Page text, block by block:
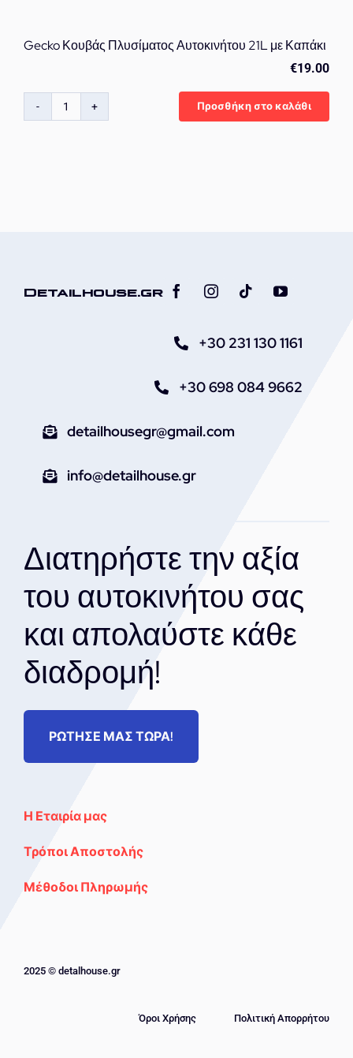
Gecko Κουβάς Πλυσίματος Αυτοκινήτου 21L με Καπάκι
€19.00
Gecko
Προσθήκη στο καλάθι
Detailhouse.gr
+30 231 130 1161
+30 698 084 9662
detailhousegr@gmail.com
info@detailhouse.gr
Διατηρήστε την αξία
του αυτοκινήτου σας
και απολαύστε κάθε
διαδρομή!
ΡΩΤΗΣΕ ΜΑΣ ΤΩΡΑ!
Η Εταιρία μας
Τρόποι Αποστολής
Μέθοδοι Πληρωμής
2025 © detalhouse.gr
Όροι Χρήσης Πολιτική Απορρήτου